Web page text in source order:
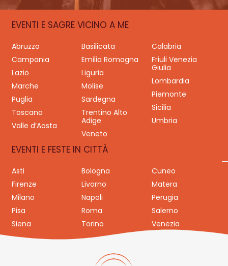
EVENTI E SAGRE VICINO A ME
Abruzzo Basilicata
Calabria
Campania
Emilia Romagna
Friuli Venezia
Giulia
Lazio
Liguria
Lombardia
Marche
Molise
Piemonte
Puglia
Sardegna
Sicilia
Toscana
Trentino Alto
Adige
Umbria
Valle d’Aosta
Veneto
EVENTI E FESTE IN CITTÀ
Asti Bologna
Cuneo
Firenze
Livorno
Matera
Milano
Napoli
Perugia
Pisa
Roma
Salerno
Siena
Torino Venezia